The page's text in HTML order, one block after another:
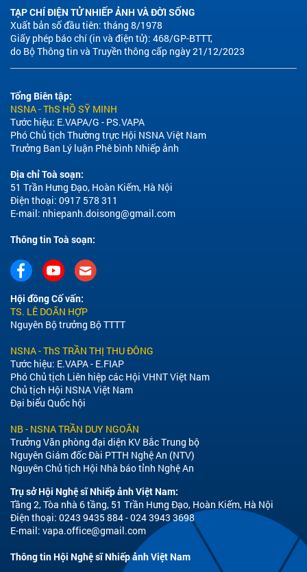
Ông Nguyễn Đức Tâm được
bầu làm Chủ tịch Ủy ban
Quảng Ngãi: “Hành trình tri
ân - Điều ước tháng Bảy”
Ban Liên lạc Cựu chiến binh
Trung đoàn 1 - U Minh kỷ
niệm 79 năm Ngày Thương
Hội thảo khoa học “Mã hóa
tài sản thực (RWA): Hướng
mới cho doanh nghiệp tiếp
cận vốn trong kỷ nguyên số”
tại TP. Hồ Chí Minh